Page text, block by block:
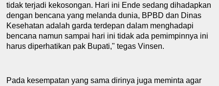
tidak terjadi kekosongan. Hari ini Ende sedang dihadapkan
dengan bencana yang melanda dunia, BPBD dan Dinas
Kesehatan adalah garda terdepan dalam menghadapi
bencana namun sampai hari ini tidak ada pemimpinnya ini
harus diperhatikan pak Bupati," tegas Vinsen.
Pada kesempatan yang sama dirinya juga meminta agar